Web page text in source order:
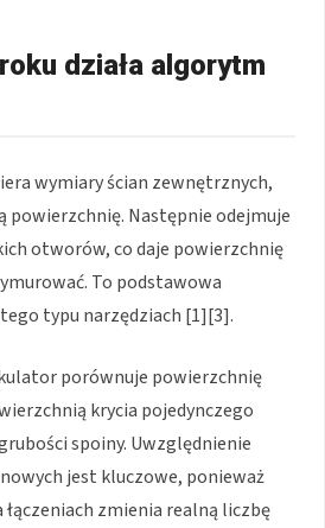
działa algorytm
wymiary ścian zewnętrznych,
powierzchnię. Następnie odejmuje
otworów, co daje powierzchnię
To podstawowa
typu narzędziach [1][3].
porównuje powierzchnię
krycia pojedynczego
spoiny. Uwzględnienie
jest kluczowe, ponieważ
łączeniach zmienia realną liczbę